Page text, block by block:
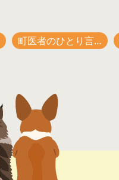
町医者のひとり言…